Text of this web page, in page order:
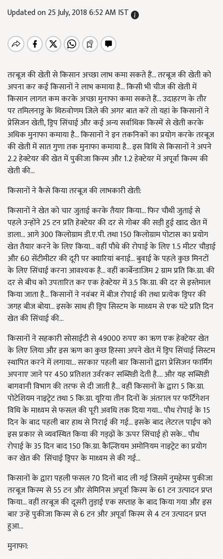
Updated on 25 July, 2018 6:52 AM IST
तरबूज की खेती से किसान अच्छा लाभ कमा सकते हैं... तरबूज की खेती को
अपना कर कई किसानों ने लाभ कमाया है... किसी भी चीज की खेती में
किसान लागत कम करके अच्छा मुनाफा कमा सकते हैं... उदाहरण के तौर
पर तमिलनाडु के थिरुवोणम जिले की अगर बात करें तो यहां के किसानों ने
प्रेसिजन खेती, ड्रिप सिंचाई और कई अन्य सर्वाधिक किस्में से खेती करके
अधिक मुनाफा कमाया है... किसानों ने इन तकनिकों का प्रयोग करके तरबूज
की खेती में सात गुणा तक मुनाफा कमाया है... इस विधि से किसानों ने अपने
2.2 हेक्टेयर की खेत में पुकीजा किस्म और 1.2 हेक्टेयर में अपूर्वा किस्म की
खेती की...
किसानों ने कैसे किया तरबूज की लाभकारी खेती:
किसानों ने खेत को चार जुताई करके तैयार किया... फिर चौथी जुताई से
पहले उन्होंने 25 टन प्रति हेक्टेयर की दर से गोबर की सड़ी हुई खाद खेत में
डाला... आगे 300 किलोग्राम डी.ए.पी. तथा 150 किलोग्राम पोटास का प्रयोग
खेत तैयार करने के लिए किया... वहीं पौधे की रोपाई के लिए 1.5 मीटर चौड़ाई
और 60 सेंटीमीटर की दूरी पर क्यारियां बनाई... बुवाई के पहले कुछ मिनटों
के लिए सिंचाई करना आवश्यक है... वहीं कार्बेन्डाजिम 2 ग्राम प्रति कि.ग्रा. की
दर से बीच को उपतारित कर एक हेक्टेयर में 3.5 कि.ग्रा. की दर से इस्तेमाल
किया जाता है... किसानों ने नवंबर में बीज रोपाई की तथा प्रत्येक ड्रिपर की
जगह बीज बोया... इसके साथ ही ड्रिप सिस्टम के माध्यम से एक घंटे प्रति दिन
खेत की सिंचाई की...
किसानों ने सहकारी सोसाईटी से 49000 रुपए का ऋण एक हेक्टेयर खेत
के लिए लिया और इस ऋण का कुछ हिस्सा अपने खेत में ड्रिप सिंचाई सिस्टम
स्थापित करने में लगाया... सरकार पहली बार किसानों द्वारा प्रेसिजन फार्मिंग
अपनाए जाने पर 450 प्रतिशत उर्वरकर सब्सिडी देती है.... और यह सब्सिडी
बागवानी विभाग की तरफ से दी जाती है... वहीं किसानों के द्वारा 5 कि.ग्रा.
पोटेशियम नाइट्रेट तथा 5 कि.ग्रा. यूरिया तीन दिनों के अंतराल पर फर्टिगेशन
विधि के माध्यम से फसल की पूरी अवधि तक दिया गया... पौध रोपाई के 15
दिन के बाद पहली बार हाथ से निराई की गई... इसके बाद लेटरल पाईप को
इस प्रकार से व्यवस्थित किया की गड्ढ़ों के ऊपर सिंचाई हो सके... पौध
रोपाई के 35 दिन बाद 150 कि.ग्रा. कैल्शियम अमोनियम नाइट्रेट का प्रयोग
कर खेत की सिंचाई ड्रिपर के माध्यम से की गई...
किसानों के द्वारा पहली फसल 70 दिनों बाद ली गई जिसमें नुमहेम्स पुकीजा
तरबूज किस्म से 55 टन और सेमिनिस अपूर्वा किस्म के 61 टन उत्पादन प्रप्त
किया... वहीं तरबूज की दूसरी तुड़ाई एक सप्ताह के बाद किया गया और इस
बार उन्हें पुकीजा किस्म से 6 टन और अपूर्वा किस्म से 4 टन उत्पादन प्रप्त
हुआ...
मुनाफा: